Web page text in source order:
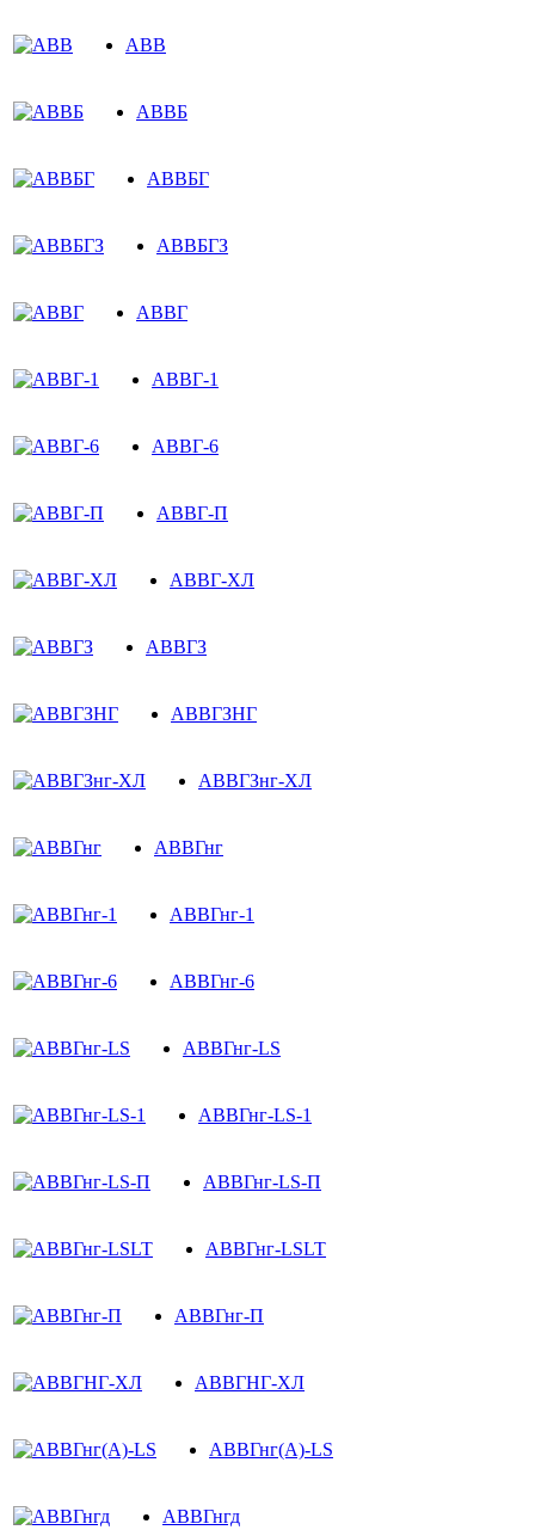
АВВ
АВВБ
АВВБГ
АВВБГЗ
АВВГ
АВВГ-1
АВВГ-6
АВВГ-П
АВВГ-ХЛ
АВВГЗ
АВВГЗНГ
АВВГЗнг-ХЛ
АВВГнг
АВВГнг-1
АВВГнг-6
АВВГнг-LS
АВВГнг-LS-1
АВВГнг-LS-П
АВВГнг-LSLT
АВВГнг-П
АВВГНГ-ХЛ
АВВГнг(A)-LS
АВВГнгд